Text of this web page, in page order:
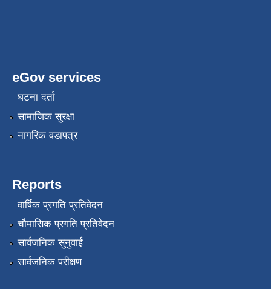
eGov services
घटना दर्ता
सामाजिक सुरक्षा
नागरिक वडापत्र
Reports
वार्षिक प्रगति प्रतिवेदन
चौमासिक प्रगति प्रतिवेदन
सार्वजनिक सुनुवाई
सार्वजनिक परीक्षण